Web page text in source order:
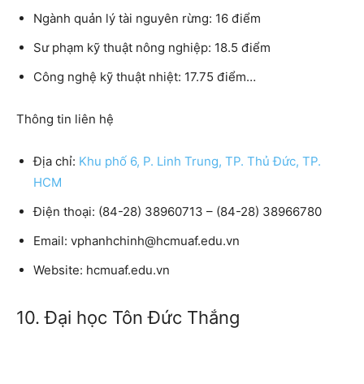
Ngành quản lý tài nguyên rừng: 16 điểm
Sư phạm kỹ thuật nông nghiệp: 18.5 điểm
Công nghệ kỹ thuật nhiệt: 17.75 điểm…
Thông tin liên hệ
Địa chỉ: Khu phố 6, P. Linh Trung, TP. Thủ Đức, TP.
HCM
Điện thoại: (84-28) 38960713 – (84-28) 38966780
Email: vphanhchinh@hcmuaf.edu.vn
Website: hcmuaf.edu.vn
10. Đại học Tôn Đức Thắng